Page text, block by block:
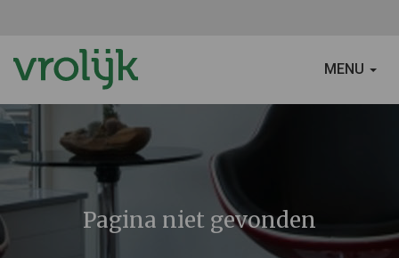
SCHAKEL
MENU
Pagina niet gevonden